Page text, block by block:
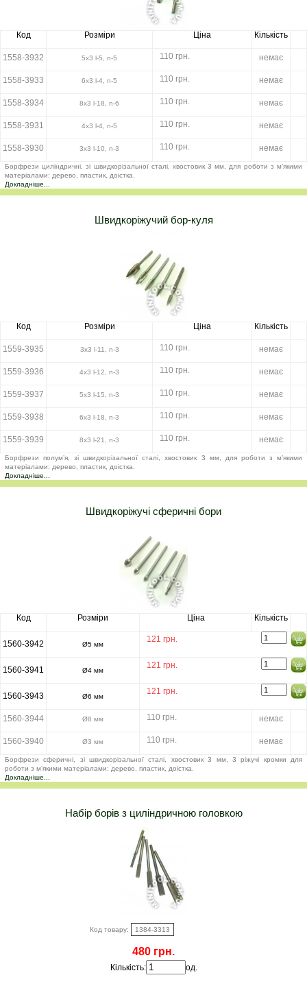
Код Розміри Ціна Кількість
1558-3932 5х3 l-5, n-5 110 грн. немає
1558-3933 6х3 l-4, n-5 110 грн. немає
1558-3934 8х3 l-18, n-6 110 грн. немає
1558-3931 4х3 l-4, n-5 110 грн. немає
1558-3930 3х3 l-10, n-3 110 грн. немає
Борфрези циліндричні, зі швидкорізальної сталі, хвостовик 3 мм, для роботи з м’якими
матеріалами: дерево, пластик, доістка.
Докладніше...
Швидкоріжучий бор-куля
Код Розміри Ціна Кількість
1559-3935 3х3 l-11, n-3 110 грн. немає
1559-3936 4х3 l-12, n-3 110 грн. немає
1559-3937 5х3 l-15, n-3 110 грн. немає
1559-3938 6х3 l-18, n-3 110 грн. немає
1559-3939 8х3 l-21, n-3 110 грн. немає
Борфрези полум’я, зі швидкорізальної сталі, хвостовик 3 мм, для роботи з м’якими
матеріалами: дерево, пластик, доістка.
Докладніше...
Швидкоріжучі сферичні бори
Код Розміри Ціна Кількість
1560-3942 Ø5 мм
121 грн.
1560-3941 Ø4 мм
121 грн.
1560-3943 Ø6 мм
121 грн.
1560-3944 Ø8 мм 110 грн. немає
1560-3940 Ø3 мм 110 грн. немає
Борфрези сферичні, зі швидкорізальної сталі, хвостовик 3 мм, 3 ріжучі кромки для
роботи з м’якими матеріалами: дерево, пластик, доістка.
Докладніше...
Набір борів з циліндричною головкою
Код товару: 1384-3313
480 грн.
Кількість: од.